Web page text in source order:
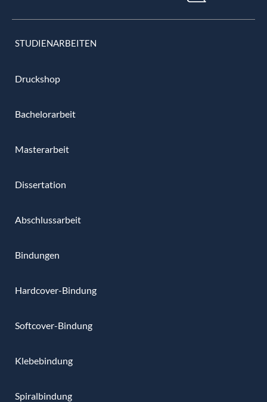
STUDIENARBEITEN
Druckshop
Bachelorarbeit
Masterarbeit
Dissertation
Abschlussarbeit
Bindungen
Hardcover-Bindung
Softcover-Bindung
Klebebindung
Spiralbindung